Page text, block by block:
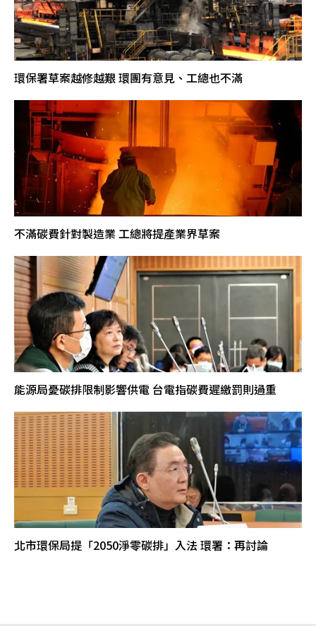
環保署草案越修越艱 環團有意見、工總也不滿
不滿碳費針對製造業 工總將提產業界草案
能源局憂碳排限制影響供電 台電指碳費遲繳罰則過重
北市環保局提「2050淨零碳排」入法 環署：再討論